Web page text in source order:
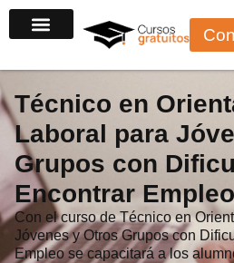
al
Técnico en
Laboral para
Grupos con
Encontrar
Con el curso de Técnico en
Jóvenes y Otros Grupos con
Empleo se capacitará a los